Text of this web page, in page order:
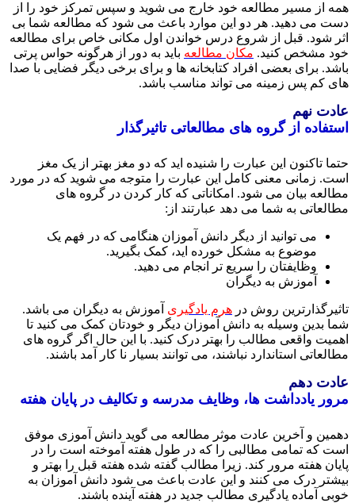
از مسیر مطالعه خود خارج می شوید و سپس تمرکز خود را از
می دهید. هر دو این موارد باعث می شود که مطالعه شما بی
شود. قبل از شروع درس خواندن اول مکانی خاص برای مطالعه
مشخص کنید.مکان مطالعهباید به دور از هرگونه حواس پرتی
برای بعضی افراد کتابخانه ها و برای برخی دیگر فضایی با صدا
کم پس زمینه می تواند مناسب باشد.
نهم
از گروه های مطالعاتی تاثیرگذار
تاکنون این عبارت را شنیده اید که دو مغز بهتر از یک مغز
زمانی معنی کامل این عبارت را متوجه می شوید که در مورد
بیان می شود. امکاناتی که کار کردن در گروه های
به شما می دهد عبارتند از:
می توانید از دیگر دانش آموزان هنگامی که در فهم یک
موضوع به مشکل خورده اید، کمک بگیرید.
وظایفتان را سریع تر انجام می دهید.
آموزش به دیگران
روش در هرم یادگیریآموزش به دیگران می باشد.
بدین وسیله به دانش آموزان دیگر و خودتان کمک می کنید تا
واقعی مطالب را بهتر درک کنید. با این حال اگر گروه های
استاندارد نباشند، می توانند بسیار نا کار آمد باشند.
دهم
یادداشت ها، وظایف مدرسه و تکالیف در پایان هفته
و آخرین عادت موثر مطالعه می گوید دانش آموزی موفق
که تمامی مطالبی را که در طول هفته آموخته است را در
هفته مرور کند. زیرا مطالب گفته شده هفته قبل را بهتر و
درک می کنند و این عادت باعث می شود دانش آموزان به
آماده یادگیری مطالب جدید در هفته آینده باشند.